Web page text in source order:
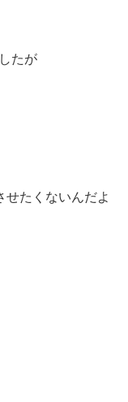
たが
たくないんだよ